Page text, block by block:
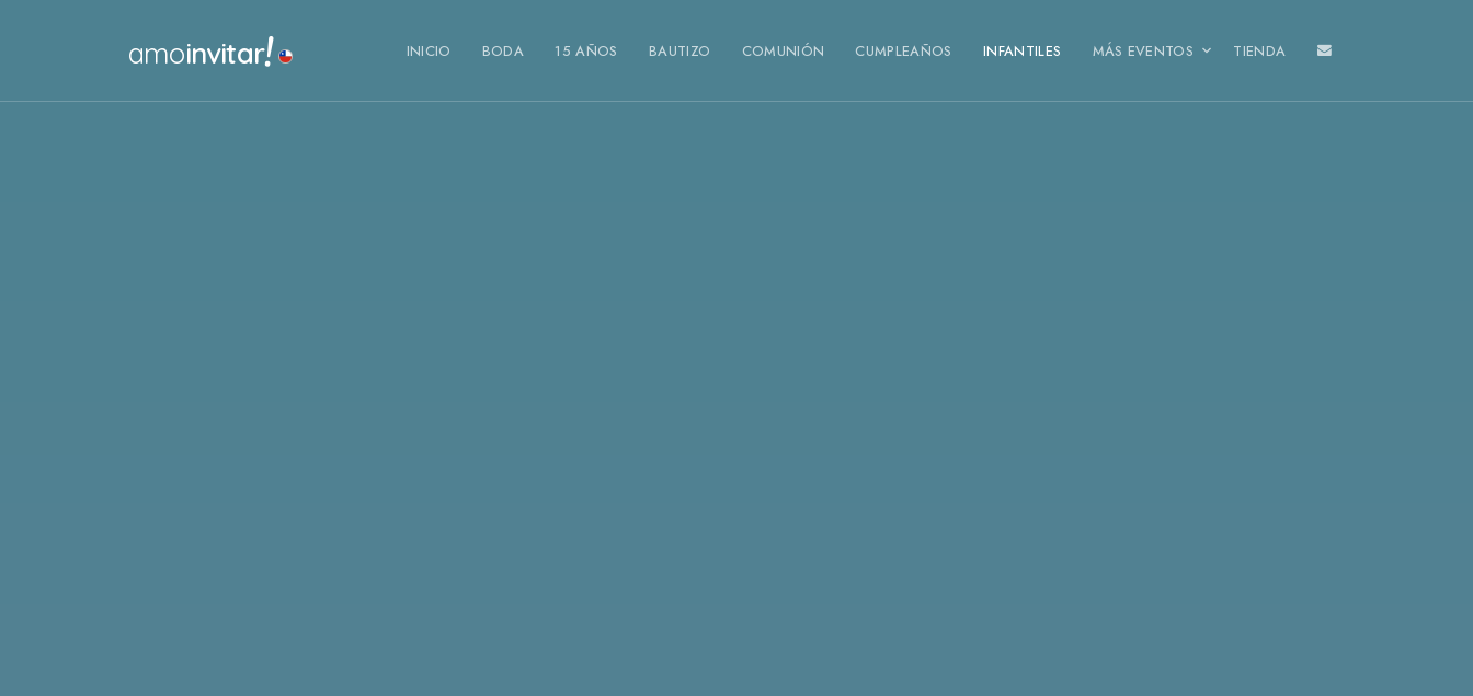
amoinvitar! INICIO BODA 15 AÑOS BAUTIZO COMUNIÓN CUMPLEAÑOS INFANTILES MÁS EVENTOS TIENDA